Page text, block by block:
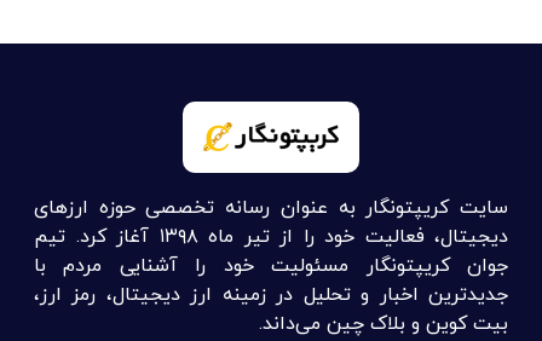
سایت کریپتونگار به عنوان رسانه تخصصی حوزه ارزهای
دیجیتال، فعالیت خود را از تیر ماه ۱۳۹۸ آغاز کرد. تیم
جوان کریپتونگار مسئولیت خود را آشنایی مردم با
جدیدترین اخبار و تحلیل در زمینه ارز دیجیتال، رمز ارز،
بیت کوین و بلاک چین می‌داند.